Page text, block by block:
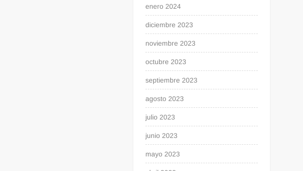
enero 2024
diciembre 2023
noviembre 2023
octubre 2023
septiembre 2023
agosto 2023
julio 2023
junio 2023
mayo 2023